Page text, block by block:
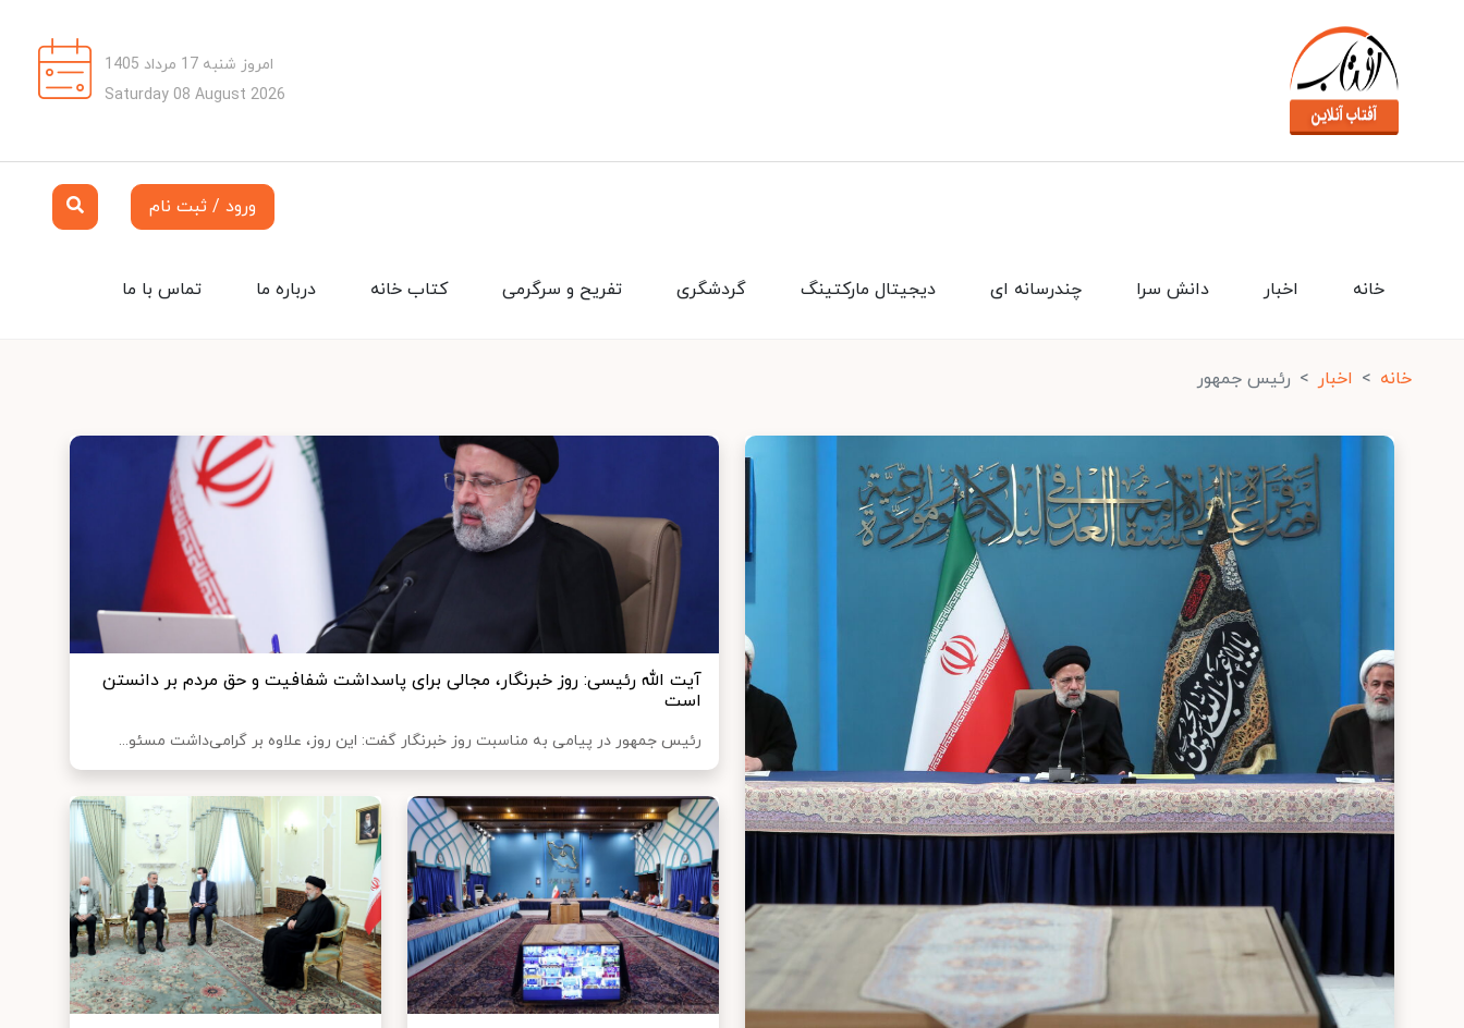
امروز شنبه 17 مرداد 1405
Saturday 08 August 2026
ورود / ثبت نام
تماس با ما درباره ما کتاب خانه تفریح و سرگرمی گردشگری دیجیتال مارکتینگ چندرسانه ای دانش سرا اخبار خانه
خانه اخبار رئیس جمهور
آیت الله رئیسی: روز خبرنگار، مجالی برای پاسداشت شفافیت و حق مردم بر دانستن
است
رئیس جمهور در پیامی به مناسبت روز خبرنگار گفت: این روز، علاوه بر گرامی‌داشت مسئو...